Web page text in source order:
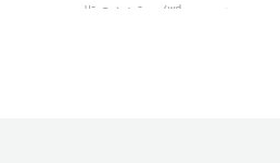
wd/وسترن دیجیتال